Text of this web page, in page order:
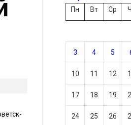
Пн
Вт Ср
3 4 5
10 11 12
17 18 19
24 25 26